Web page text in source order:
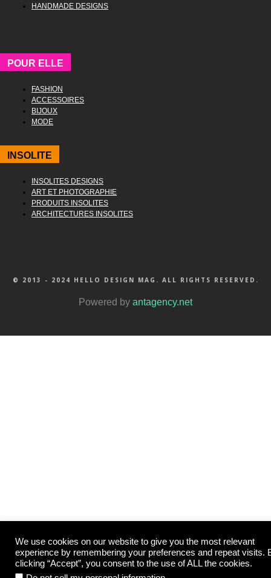
HANDMADE DESIGNS
POUR ELLE
FASHION
ACCESSOIRES
BIJOUX
MODE
INSOLITE
INSOLITES DESIGNS
ART ET PHOTOGRAPHIE
PRODUITS INSOLITES
ARCHITECTURES INSOLITES
© 2013 - 2024 HELLO DESIGN MAG. ALL RIGHTS RESERVED.
Powered by antagency.net
We use cookies on our website to give you the most relevant
experience by remembering your preferences and repeat visits.
clicking “Accept”, you consent to the use of ALL the cookies.